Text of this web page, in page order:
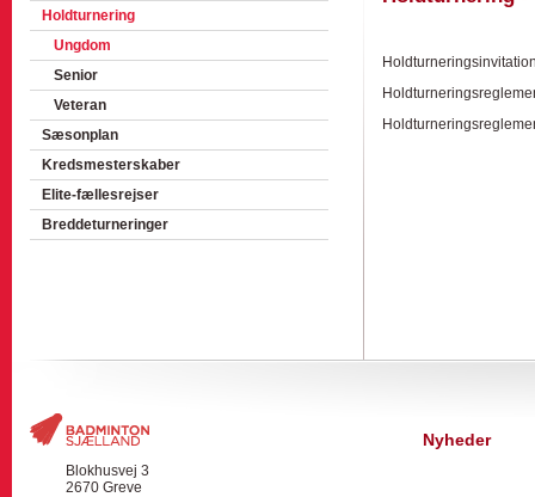
Holdturnering
Ungdom
Senior
Veteran
Sæsonplan
Kredsmesterskaber
Elite-fællesrejser
Breddeturneringer
Blokhusvej 3
2670 Greve
Nyheder